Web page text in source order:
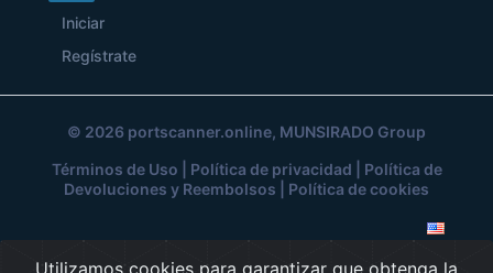
Iniciar
Regístrate
© 2026 portscanner.online, MUNSIRADO Group
Términos de Uso
Política de privacidad
Política de
Devoluciones y Reembolsos
Política de cookies
Utilizamos cookies para garantizar que obtenga la